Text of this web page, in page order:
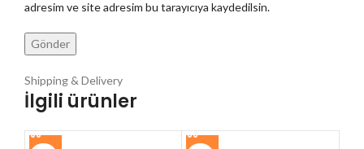
adresim ve site adresim bu tarayıcıya kaydedilsin.
Shipping & Delivery
İlgili ürünler